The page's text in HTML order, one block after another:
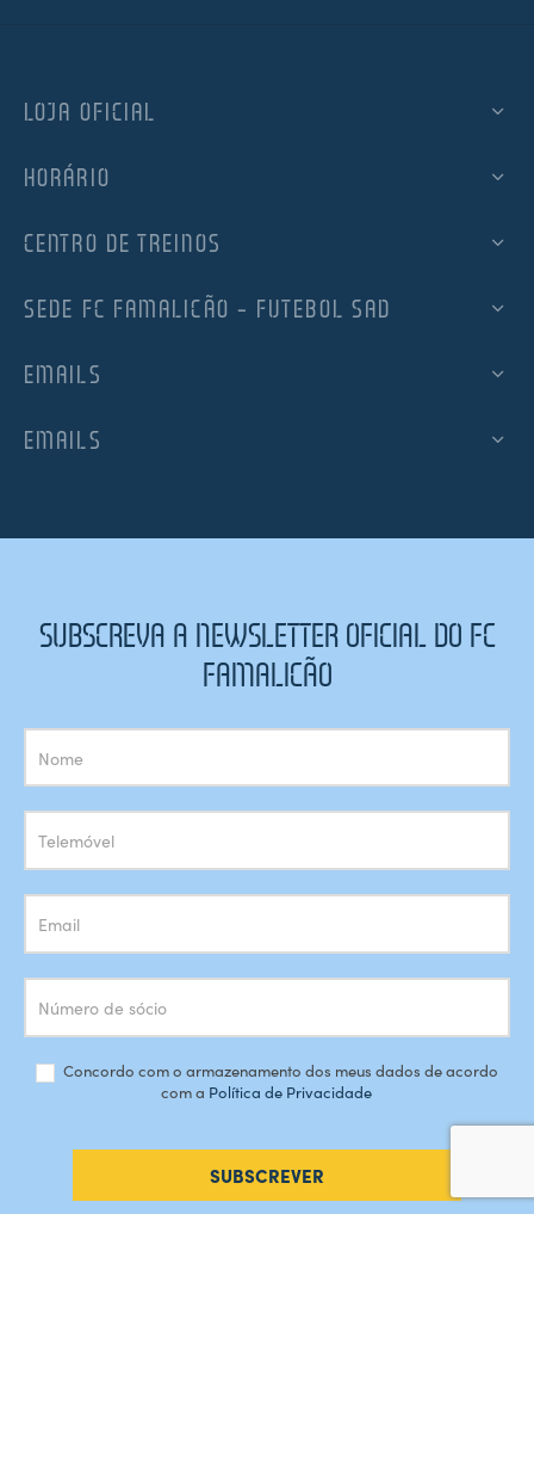
LOJA OFICIAL
HORÁRIO
CENTRO DE TREINOS
SEDE FC FAMALICÃO – FUTEBOL SAD
EMAILS
EMAILS
SUBSCREVA A NEWSLETTER OFICIAL DO FC
FAMALICÃO
Subscrição
Newsletter
Concordo com o armazenamento dos meus dados de acordo
com a Política de Privacidade
SUBSCREVER